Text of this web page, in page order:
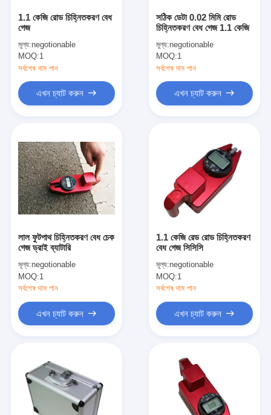
1.1 কেজি রোড চিহ্নিতকরণ বেধ
গেজ
মূল্য:negotionable
MOQ:1
সর্বশেষ দাম পান
এখন চ্যাট করুন
সঠিক ডেটা 0.02 মিমি রোড
চিহ্নিতকরণ বেধ গেজ 1.1 কেজি
মূল্য:negotionable
MOQ:1
সর্বশেষ দাম পান
এখন চ্যাট করুন
লাল ফুটপাথ চিহ্নিতকরণ বেধ চেক
গেজ ড্রাই ব্যাটারি
মূল্য:negotionable
MOQ:1
সর্বশেষ দাম পান
এখন চ্যাট করুন
1.1 কেজি রেড রোড চিহ্নিতকরণ
বেধ গেজ সিসিসি
মূল্য:negotionable
MOQ:1
সর্বশেষ দাম পান
এখন চ্যাট করুন